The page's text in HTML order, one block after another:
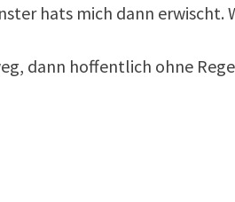
hats mich dann erwischt.
dann hoffentlich ohne